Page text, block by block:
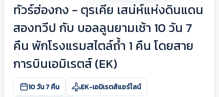
ทัวร์ฮ่องกง - ตุรเคีย เสน่ห์แห่งดินแดน
สองทวีป กับ บอลลูนยามเช้า 10 วัน 7
คืน พักโรงแรมสไตล์ถ้ำ 1 คืน โดยสาย
การบินเอมิเรตส์ (EK)
10 วัน 7 คืน
EK-เอมิเรตส์แอร์ไลน์